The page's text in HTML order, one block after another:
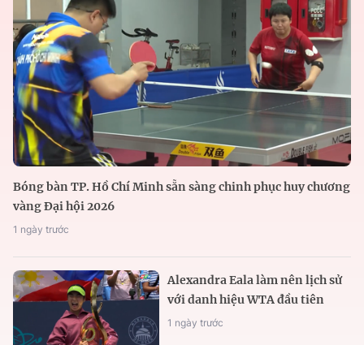
Bóng bàn TP. Hồ Chí Minh sẵn sàng chinh phục huy chương
vàng Đại hội 2026
1 ngày trước
Alexandra Eala làm nên lịch sử
với danh hiệu WTA đầu tiên
1 ngày trước